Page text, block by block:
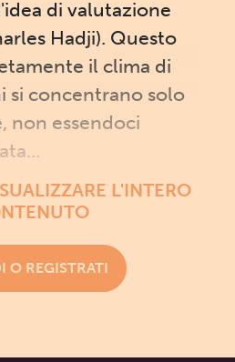
di valutazione
Hadji). Questo
il clima di
si concentrano solo
non essendoci
L'INTERO
O REGISTRATI